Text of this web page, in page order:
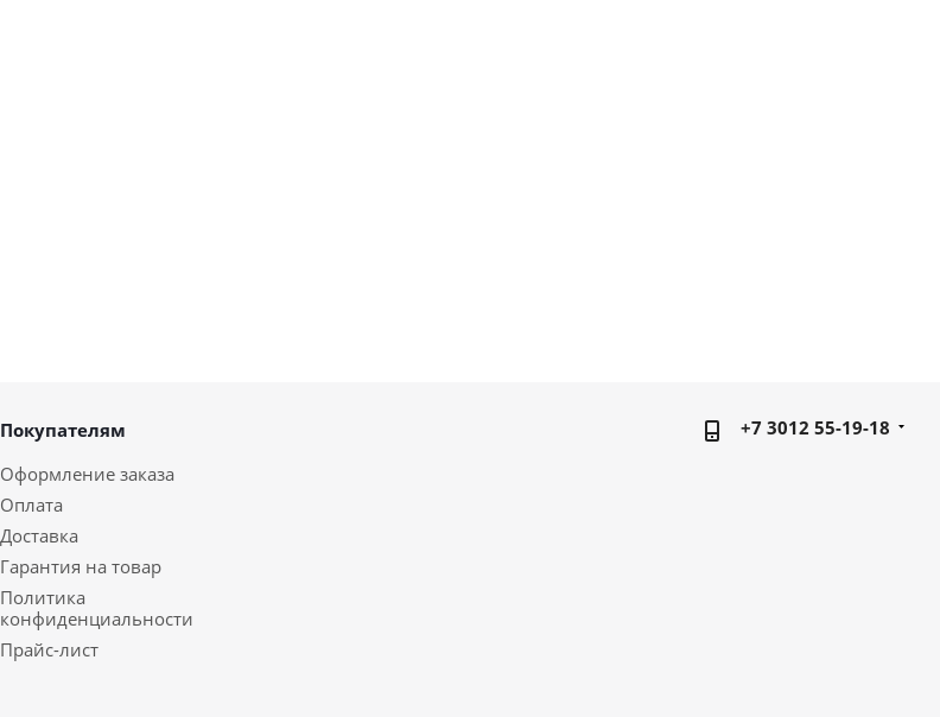
Покупателям
Оформление заказа
Оплата
Доставка
Гарантия на товар
Политика
конфиденциальности
Прайс-лист
+7 3012 55-19-18